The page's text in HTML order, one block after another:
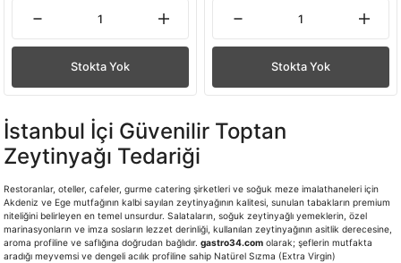
Stokta Yok Stokta Yok
İstanbul İçi Güvenilir Toptan
Zeytinyağı Tedariği
Restoranlar, oteller, cafeler, gurme catering şirketleri ve soğuk meze imalathaneleri için
Akdeniz ve Ege mutfağının kalbi sayılan zeytinyağının kalitesi, sunulan tabakların premium
niteliğini belirleyen en temel unsurdur. Salataların, soğuk zeytinyağlı yemeklerin, özel
marinasyonların ve imza sosların lezzet derinliği, kullanılan zeytinyağının asitlik derecesine,
aroma profiline ve saflığına doğrudan bağlıdır. gastro34.com olarak; şeflerin mutfakta
aradığı meyvemsi ve dengeli acılık profiline sahip Natürel Sızma (Extra Virgin)